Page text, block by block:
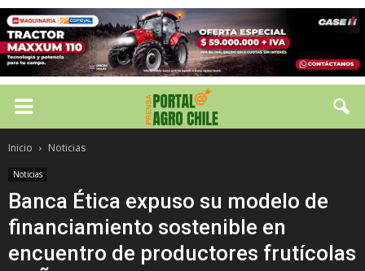
Inicio Noticias
Noticias
Banca Ética expuso su modelo de
financiamiento sostenible en
encuentro de productores frutícolas